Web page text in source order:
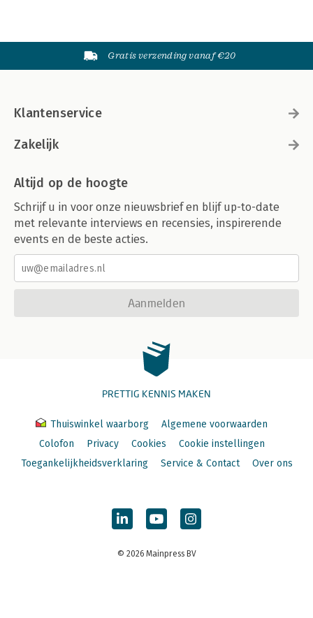
Gratis verzending vanaf €20
Klantenservice
Zakelijk
Altijd op de hoogte
Schrijf u in voor onze nieuwsbrief en blijf up-to-date
met relevante interviews en recensies, inspirerende
events en de beste acties.
Aanmelden
PRETTIG KENNIS MAKEN
Thuiswinkel waarborg
Algemene voorwaarden
Colofon
Privacy Cookies
Cookie instellingen
Toegankelijkheidsverklaring
Service & Contact Over ons
© 2026 Mainpress BV